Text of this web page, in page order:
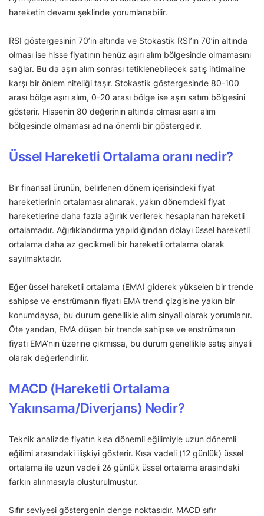
hareketin devamı şeklinde yorumlanabilir.
RSI göstergesinin 70’in altında ve Stokastik RSI’ın 70’in altında
olması ise hisse fiyatının henüz aşırı alım bölgesinde olmamasını
sağlar. Bu da aşırı alım sonrası tetiklenebilecek satış ihtimaline
karşı bir önlem niteliği taşır. Stokastik göstergesinde 80-100
arası bölge aşırı alım, 0-20 arası bölge ise aşırı satım bölgesini
gösterir. Hissenin 80 değerinin altında olması aşırı alım
bölgesinde olmaması adına önemli bir göstergedir.
Üssel Hareketli Ortalama oranı nedir?
Bir finansal ürünün, belirlenen dönem içerisindeki fiyat
hareketlerinin ortalaması alınarak, yakın dönemdeki fiyat
hareketlerine daha fazla ağırlık verilerek hesaplanan hareketli
ortalamadır. Ağırlıklandırma yapıldığından dolayı üssel hareketli
ortalama daha az gecikmeli bir hareketli ortalama olarak
sayılmaktadır.
Eğer üssel hareketli ortalama (EMA) giderek yükselen bir trende
sahipse ve enstrümanın fiyatı EMA trend çizgisine yakın bir
konumdaysa, bu durum genellikle alım sinyali olarak yorumlanır.
Öte yandan, EMA düşen bir trende sahipse ve enstrümanın
fiyatı EMA’nın üzerine çıkmışsa, bu durum genellikle satış sinyali
olarak değerlendirilir.
MACD (Hareketli Ortalama
Yakınsama/Diverjans) Nedir?
Teknik analizde fiyatın kısa dönemli eğilimiyle uzun dönemli
eğilimi arasındaki ilişkiyi gösterir. Kısa vadeli (12 günlük) üssel
ortalama ile uzun vadeli 26 günlük üssel ortalama arasındaki
farkın alınmasıyla oluşturulmuştur.
Sıfır seviyesi göstergenin denge noktasıdır. MACD sıfır